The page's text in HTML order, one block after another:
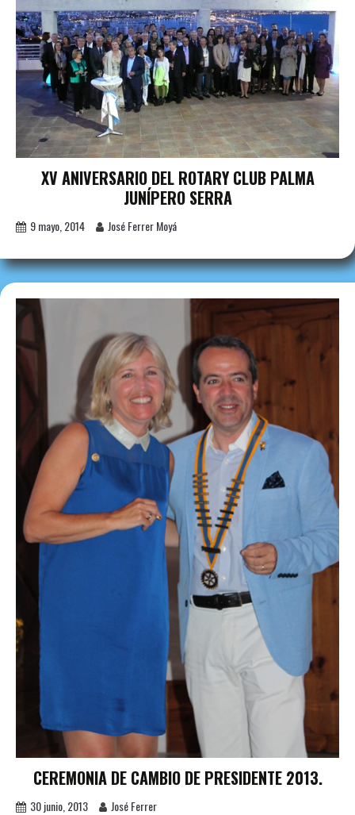
XV ANIVERSARIO DEL ROTARY CLUB PALMA
JUNÍPERO SERRA
9 mayo, 2014 José Ferrer Moyá
CEREMONIA DE CAMBIO DE PRESIDENTE 2013.
30 junio, 2013 José Ferrer